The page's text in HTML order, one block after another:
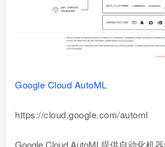
Google Cloud AutoML
https://cloud.google.com/automl
Google Cloud AutoML提供自动化机器